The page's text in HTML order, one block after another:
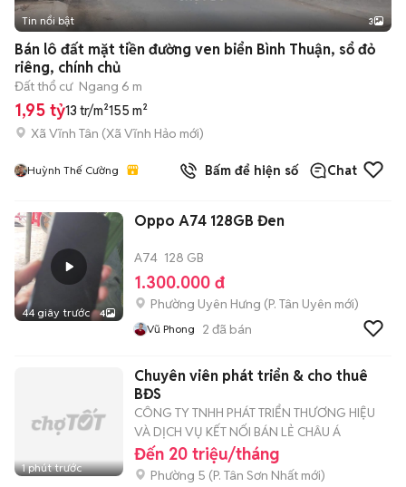
Tin nổi bật 3
Bán lô đất mặt tiền đường ven biển Bình Thuận, sổ đỏ
riêng, chính chủ
Đất thổ cư Ngang 6 m
1,95 tỷ13 tr/m²155 m²
Xã Vĩnh Tân (Xã Vĩnh Hảo mới)
Huỳnh Thế Cường Bấm để hiện số Chat
44 giây trước 4
Oppo A74 128GB Đen
A74 128 GB
1.300.000 đ
Phường Uyên Hưng (P. Tân Uyên mới)
Vũ Phong 2 đã bán
1 phút trước
Chuyên viên phát triển & cho thuê
BĐS
CÔNG TY TNHH PHÁT TRIỂN THƯƠNG HIỆU
VÀ DỊCH VỤ KẾT NỐI BÁN LẺ CHÂU Á
Đến 20 triệu/tháng
Phường 5 (P. Tân Sơn Nhất mới)